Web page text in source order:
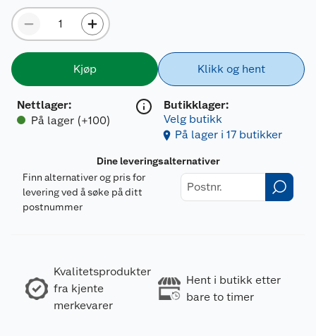
Kjøp
Nettlager:
På lager (+100)
Klikk og hent
Butikklager:
Velg butikk
På lager i 17 butikker
Dine leveringsalternativer
Finn alternativer og pris for
levering ved å søke på ditt
postnummer
Kvalitetsprodukter
fra kjente
merkevarer
Hent i butikk etter
bare to timer